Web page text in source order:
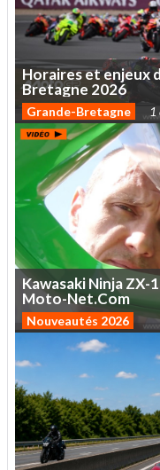
Horairesetenjeux
Bretagne 2026
Grande-Bretagne 1
KawasakiNinjaZX-
Moto-Net.Com
Nouveautés 2026